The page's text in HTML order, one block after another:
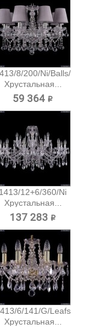
8/200/Ni/Balls/
Хрустальная...
59 364 ₽
1413/12+6/360/Ni
Хрустальная...
137 283 ₽
6/141/G/Leafs
Хрустальная...